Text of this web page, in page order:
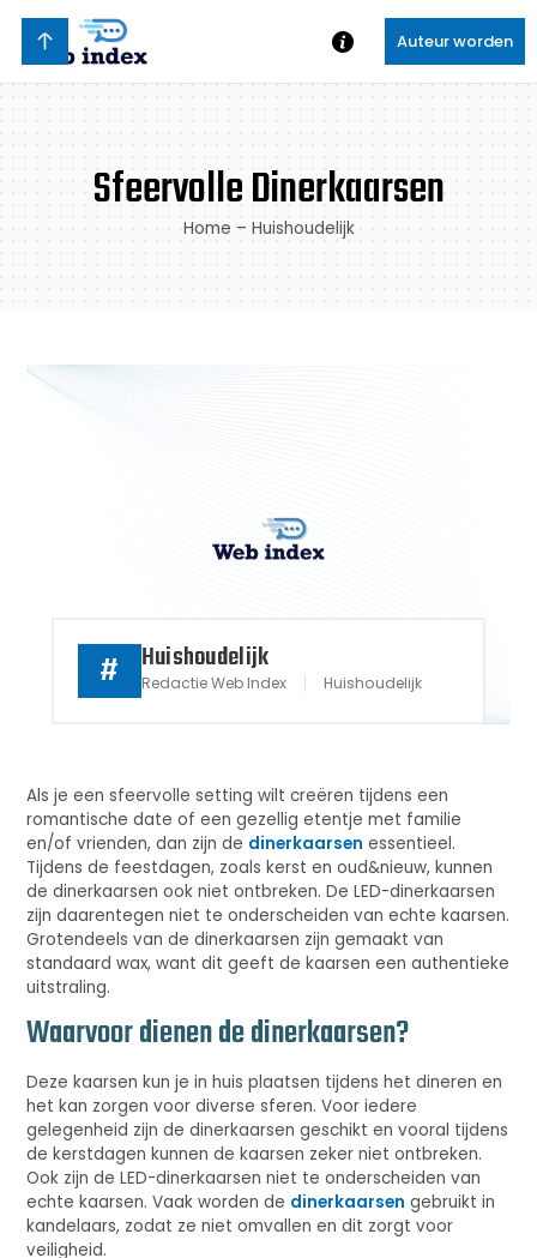
Auteur worden
Sfeervolle Dinerkaarsen
Home – Huishoudelijk
# Huishoudelijk
Redactie Web Index Huishoudelijk
Als je een sfeervolle setting wilt creëren tijdens een
romantische date of een gezellig etentje met familie
en/of vrienden, dan zijn de dinerkaarsen essentieel.
Tijdens de feestdagen, zoals kerst en oud&nieuw, kunnen
de dinerkaarsen ook niet ontbreken. De LED-dinerkaarsen
zijn daarentegen niet te onderscheiden van echte kaarsen.
Grotendeels van de dinerkaarsen zijn gemaakt van
standaard wax, want dit geeft de kaarsen een authentieke
uitstraling.
Waarvoor dienen de dinerkaarsen?
Deze kaarsen kun je in huis plaatsen tijdens het dineren en
het kan zorgen voor diverse sferen. Voor iedere
gelegenheid zijn de dinerkaarsen geschikt en vooral tijdens
de kerstdagen kunnen de kaarsen zeker niet ontbreken.
Ook zijn de LED-dinerkaarsen niet te onderscheiden van
echte kaarsen. Vaak worden de dinerkaarsen gebruikt in
kandelaars, zodat ze niet omvallen en dit zorgt voor
veiligheid.